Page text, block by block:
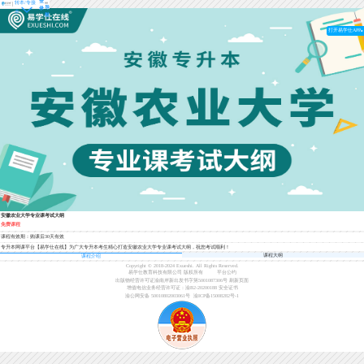
转本/专接
本
登
录导
航
打开易学仕APP
安徽农业大学专业课考试大纲
免费课程
课程有效期：购课后30天有效
专升本网课平台【易学仕在线】为广大专升本考生精心打造安徽农业大学专业课考试大纲，祝您考试顺利！
课程介绍
课程大纲
Copyright © 2018-2024 Exueshi. All Rights Reserved.
易学仕教育科技有限公司 版权所有
平台公约
出版物经营许可证渝南岸新出发书字第5001087306号
刷新页面
增值电信业务经营许可证：渝B2-20200188 安全证书
渝公网安备 50010802003061号
渝ICP备15008282号-1